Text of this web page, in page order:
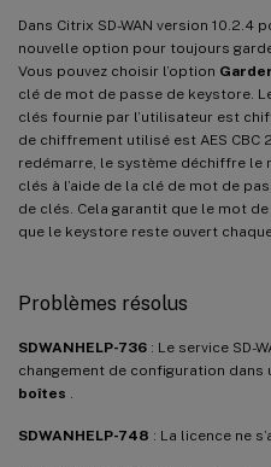
Dans Citrix SD-WAN version 10.2.4
nouvelle option pour toujours
Vous pouvez choisir l’option
clé de mot de passe de keystore.
clés fournie par l’utilisateur est
de chiffrement utilisé est AES CBC
redémarre, le système déchiffre le
clés à l’aide de la clé de mot de
de clés. Cela garantit que le mot
que le keystore reste ouvert
Problèmes résolus
SDWANHELP-736 : Le service SD-
changement de configuration dans
boîtes
SDWANHELP-748 : La licence ne